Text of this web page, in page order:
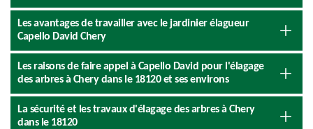
Les avantages de travailler avec le jardinier élagueur
Capello David Chery
Les raisons de faire appel à Capello David pour l'élagage
des arbres à Chery dans le 18120 et ses environs
La sécurité et les travaux d'élagage des arbres à Chery
dans le 18120